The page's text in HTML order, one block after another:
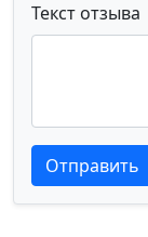
Текст отзыва
Текст отзыва
Текст отзыва
Отправить